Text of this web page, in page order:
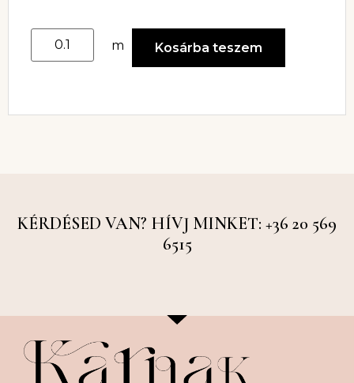
m Kosárba teszem
KÉRDÉSED VAN? HÍVJ MINKET: +36 20 569
6515